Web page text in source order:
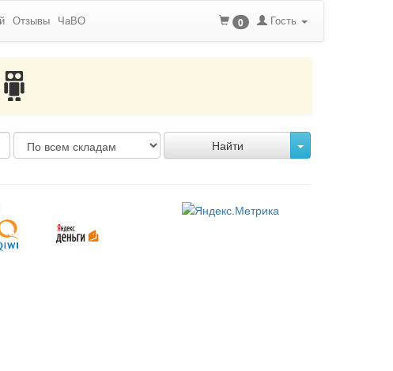
Отзывы ЧаВО 0 Гость
Найти